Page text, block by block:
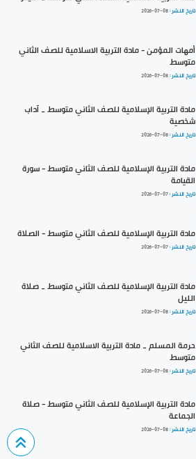
تاريخ النشر :2026-07-08
أمهات المؤمن - مادة التربية الاسلامية للصف الثاني
متوسط
تاريخ النشر :2026-07-08
مادة التربية الإسلامية للصف الثاني متوسط _ آداب
شخصية
تاريخ النشر :2026-07-08
مادة التربية الإسلامية للصف الثاني متوسط - سورة
القيامة
تاريخ النشر :2026-07-07
مادة التربية الإسلامية للصف الثاني متوسط - الصلاة
تاريخ النشر :2026-07-07
مادة التربية الإسلامية للصف الثاني متوسط _ صلاة
الليل
تاريخ النشر :2026-07-08
حرمة المسلم _ مادة التربية الاسلامية للصف الثاني
متوسط
تاريخ النشر :2026-07-08
مادة التربية الإسلامية للصف الثاني متوسط - صلاة
الجماعة
تاريخ النشر :2026-07-08